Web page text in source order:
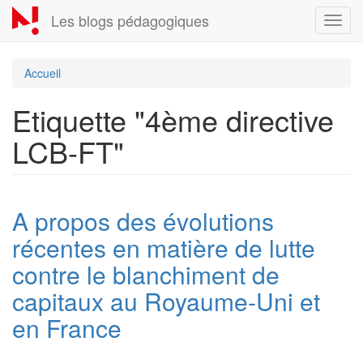
Aller
au
contenu
Les blogs pédagogiques
Accueil
Etiquette "4ème directive
LCB-FT"
A propos des évolutions
récentes en matière de lutte
contre le blanchiment de
capitaux au Royaume-Uni et
en France